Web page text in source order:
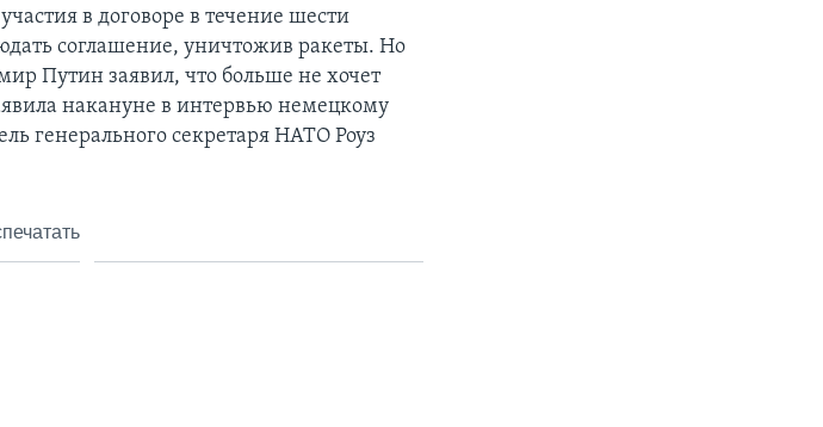
в договоре в течение шести
соглашение, уничтожив ракеты. Но
Путин заявил, что больше не хочет
накануне в интервью немецкому
генерального секретаря НАТО Роуз